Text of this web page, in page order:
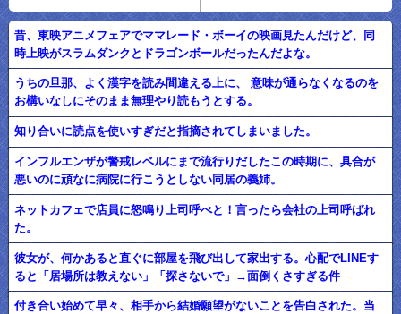
昔、東映アニメフェアでママレード・ボーイの映画見たんだけど、同
時上映がスラムダンクとドラゴンボールだったんだよな。
うちの旦那、よく漢字を読み間違える上に、 意味が通らなくなるのを
お構いなしにそのまま無理やり読もうとする。
知り合いに読点を使いすぎだと指摘されてしまいました。
インフルエンザが警戒レベルにまで流行りだしたこの時期に、具合が
悪いのに頑なに病院に行こうとしない同居の義姉。
ネットカフェで店員に怒鳴り上司呼べと！言ったら会社の上司呼ばれ
た。
彼女が、何かあると直ぐに部屋を飛び出して家出する。心配でLINEす
ると「居場所は教えない」「探さないで」→面倒くさすぎる件
付き合い始めて早々、相手から結婚願望がないことを告白された。当